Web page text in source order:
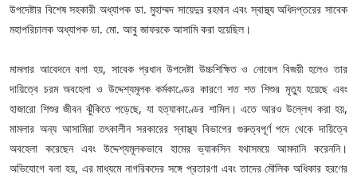
উপদেষ্টার বিশেষ সহকারী অধ্যাপক ডা. মুহাম্মদ সায়েদুর রহমান এবং স্বাস্থ্য অধিদপ্তরের সাবেক
মহাপরিচালক অধ্যাপক ডা. মো. আবু জাফরকে আসামি করা হয়েছিল।
মামলার আবেদনে বলা হয়, সাবেক প্রধান উপদেষ্টা উচ্চশিক্ষিত ও নোবেল বিজয়ী হলেও তার
দায়িত্বে চরম অবহেলা ও উদ্দেশ্যমূলক কর্মকাণ্ডের কারণে শত শত শিশুর মৃত্যু হয়েছে এবং
হাজারো শিশুর জীবন ঝুঁকিতে পড়েছে, যা হত্যাকাণ্ডের শামিল। এতে আরও উল্লেখ করা হয়,
মামলার অন্য আসামিরা তৎকালীন সরকারের স্বাস্থ্য বিভাগের গুরুত্বপূর্ণ পদে থেকে দায়িত্বে
অবহেলা করেছেন এবং উদ্দেশ্যমূলকভাবে হামের ভ্যাকসিন যথাসময়ে আমদানি করেননি।
অভিযোগে বলা হয়, এর মাধ্যমে নাগরিকদের সঙ্গে প্রতারণা এবং তাদের মৌলিক অধিকার হরণের